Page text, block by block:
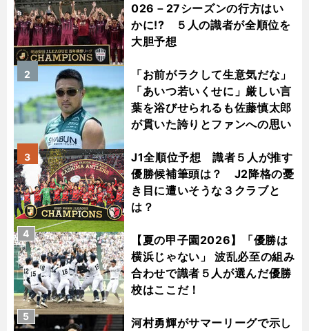
026－27シーズンの行方はい
かに!? ５人の識者が全順位を
大胆予想
「お前がラクして生意気だな」
「あいつ若いくせに」厳しい言
葉を浴びせられるも佐藤慎太郎
が貫いた誇りとファンへの思い
2
J1全順位予想 識者５人が推す
優勝候補筆頭は？ J2降格の憂
き目に遭いそうな３クラブと
は？
3
【夏の甲子園2026】「優勝は
横浜じゃない」 波乱必至の組み
合わせで識者５人が選んだ優勝
校はここだ！
4
河村勇輝がサマーリーグで示し
5